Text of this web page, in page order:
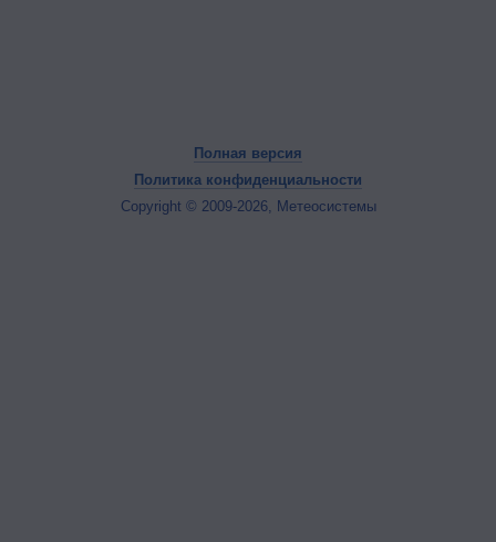
Полная версия
Политика конфиденциальности
Copyright © 2009-2026, Метеосистемы